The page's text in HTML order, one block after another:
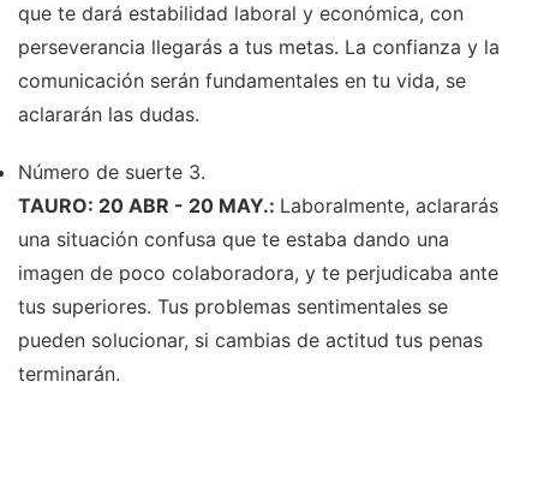
que te dará estabilidad laboral y económica, con
perseverancia llegarás a tus metas. La confianza y la
comunicación serán fundamentales en tu vida, se
aclararán las dudas.
Número de suerte 3.
TAURO: 20 ABR - 20 MAY.: Laboralmente, aclararás
una situación confusa que te estaba dando una
imagen de poco colaboradora, y te perjudicaba ante
tus superiores. Tus problemas sentimentales se
pueden solucionar, si cambias de actitud tus penas
terminarán.